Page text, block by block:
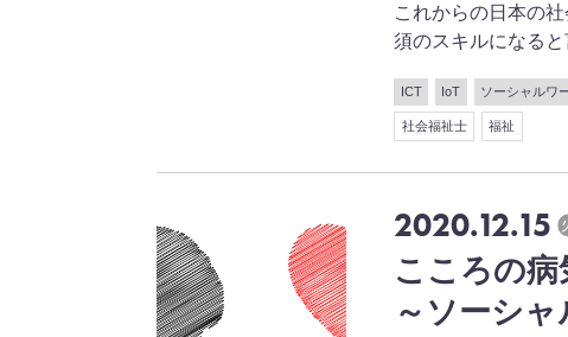
これからの日本の
須のスキルになると
ICT IoT ソーシャルワ
社会福祉士 福祉
2020.12.15
こころの
～ソーシ